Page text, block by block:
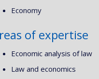
Economy
of expertise
Economic analysis of law
Law and economics